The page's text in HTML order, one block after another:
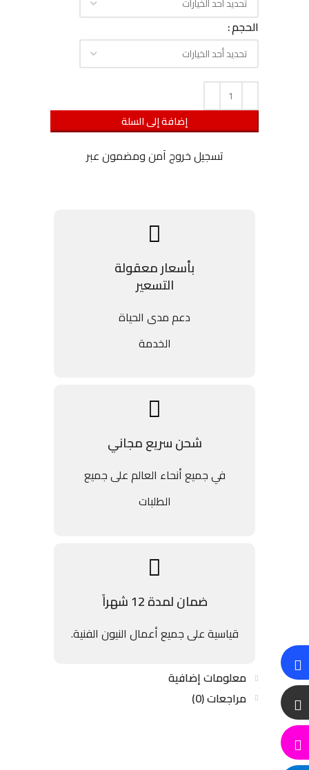
الحجم
إضافة إلى السلة
تسجيل خروج آمن ومضمون عبر
بأسعار معقولة
التسعير
دعم مدى الحياة
الخدمة
شحن سريع مجاني
في جميع أنحاء العالم على جميع
الطلبات
ضمان لمدة 12 شهراً
قياسية على جميع أعمال النيون الفنية.
معلومات إضافية
مراجعات (0)